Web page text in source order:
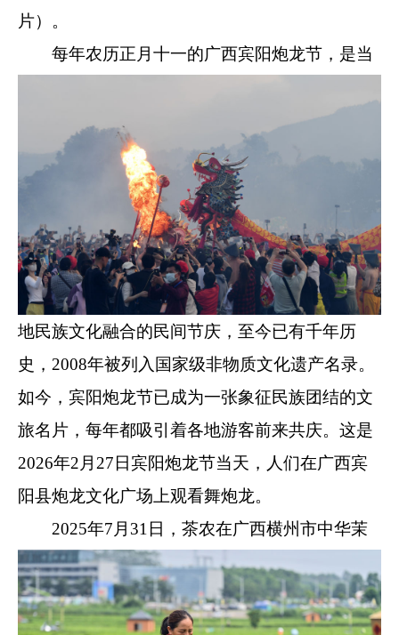
片）。
每年农历正月十一的广西宾阳炮龙节，是当
地民族文化融合的民间节庆，至今已有千年历
史，2008年被列入国家级非物质文化遗产名录。
如今，宾阳炮龙节已成为一张象征民族团结的文
旅名片，每年都吸引着各地游客前来共庆。这是
2026年2月27日宾阳炮龙节当天，人们在广西宾
阳县炮龙文化广场上观看舞炮龙。
2025年7月31日，茶农在广西横州市中华茉